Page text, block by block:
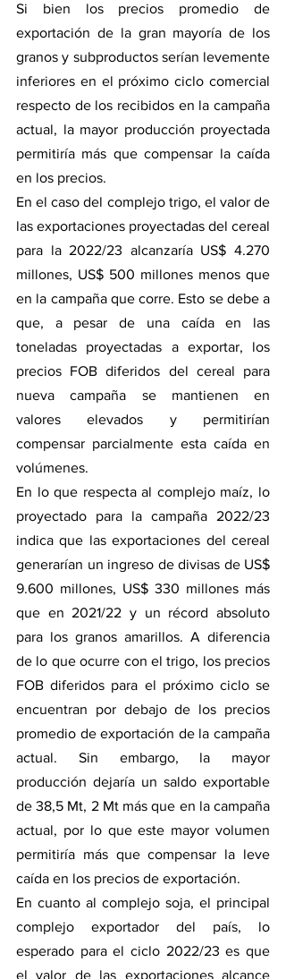
Si bien los precios promedio de
exportación de la gran mayoría de los
granos y subproductos serían levemente
inferiores en el próximo ciclo comercial
respecto de los recibidos en la campaña
actual, la mayor producción proyectada
permitiría más que compensar la caída
en los precios.
En el caso del complejo trigo, el valor de
las exportaciones proyectadas del cereal
para la 2022/23 alcanzaría US$ 4.270
millones, US$ 500 millones menos que
en la campaña que corre. Esto se debe a
que, a pesar de una caída en las
toneladas proyectadas a exportar, los
precios FOB diferidos del cereal para
nueva campaña se mantienen en
valores elevados y permitirían
compensar parcialmente esta caída en
volúmenes.
En lo que respecta al complejo maíz, lo
proyectado para la campaña 2022/23
indica que las exportaciones del cereal
generarían un ingreso de divisas de US$
9.600 millones, US$ 330 millones más
que en 2021/22 y un récord absoluto
para los granos amarillos. A diferencia
de lo que ocurre con el trigo, los precios
FOB diferidos para el próximo ciclo se
encuentran por debajo de los precios
promedio de exportación de la campaña
actual. Sin embargo, la mayor
producción dejaría un saldo exportable
de 38,5 Mt, 2 Mt más que en la campaña
actual, por lo que este mayor volumen
permitiría más que compensar la leve
caída en los precios de exportación.
En cuanto al complejo soja, el principal
complejo exportador del país, lo
esperado para el ciclo 2022/23 es que
el valor de las exportaciones alcance